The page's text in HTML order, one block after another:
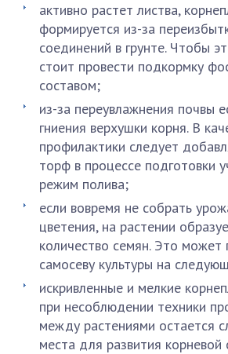
активно растет листва,
формируется из-за
соединений в грунте. Чтобы
стоит провести подкормку
составом;
из-за переувлажнения почвы
гниения верхушки корня. В
профилактики следует
торф в процессе подготовки
режим полива;
если вовремя не собрать
цветения, на растении
количество семян. Это может
самосеву культуры на
искривленные и мелкие
при несоблюдении техники
между растениями остается
места для развития корневой